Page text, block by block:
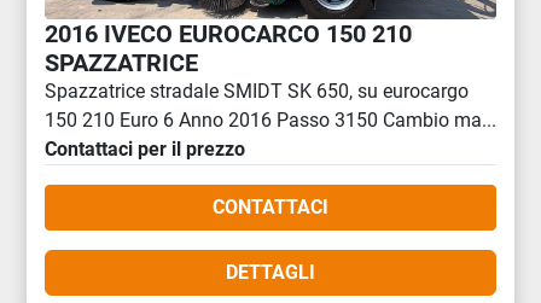
2016 IVECO EUROCARCO 150 210
SPAZZATRICE
Spazzatrice stradale SMIDT SK 650, su eurocargo
150 210 Euro 6 Anno 2016 Passo 3150 Cambio ma...
Contattaci per il prezzo
CONTATTACI
DETTAGLI